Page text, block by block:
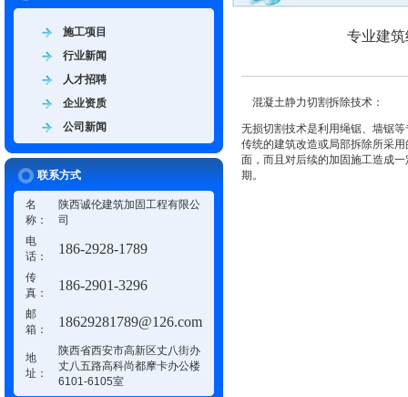
施工项目
行业新闻
人才招聘
企业资质
公司新闻
联系方式
名
称：
陕西诚伦建筑加固工程有限公
司
电
话：
186-2928-1789
传
真：
186-2901-3296
邮
箱：
18629281789@126.com
地
址：
陕西省西安市高新区丈八街办
丈八五路高科尚都摩卡办公楼
6101-6105室
专业建
混凝土静力切割拆除技术：
无损切割技术是利用绳锯、墙锯
传统的建筑改造或局部拆除所采
面，而且对后续的加固施工造成
期。